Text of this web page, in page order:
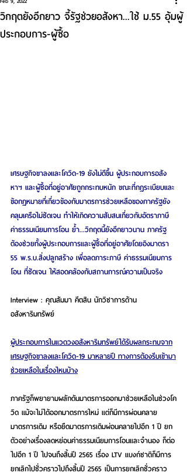
วิกฤตยังอีกยาว จี้รัฐช่วยอสังหา...ใช้ ม.55 อุ้มผู้
ประกอบการ-ผู้ซื้อ
เศรษฐกิจขาลงและโควิด-19 ยังไม่ดีขึ้น ผู้ประกอบการอสัง
หาฯ และผู้ซื้อที่อยู่อาศัยถูกกระทบหนัก ขณะที่กฎระเบียบและ
ข้อกฎหมายที่เกี่ยวข้องกับมาตรการช่วยเหลือของภาครัฐยัง
คลุมเครือไม่ชัดเจน ทำให้เกิดความสับสนเกี่ยวกับอัตราภาษี
ค่าธรรมเนียมการโอน ย้ำ...วิกฤตนี้ยังอีกยาวนาน ภาครัฐ
ต้องช่วยทั้งผู้ประกอบการและผู้ซื้อที่อยู่อาศัยโดยอิงมาตรา
55 พ.ร.บ.สิ่งปลูกสร้าง เพื่อลดภาระภาษี ค่าธรรมเนียมการ
โอน ที่ชัดเจน ให้สอดคล้องกับสถานการณ์ความเป็นจริง
Interview : คุณสัมมา คีตสิน นักวิชาการด้าน
อสังหาริมทรัพย์
ผู้ประกอบการในแวดวงอสังหาริมทรัพย์ได้รับผลกระทบจาก
เศรษฐกิจขาลงและโควิด-19 มาหลายปี ทางการต้องรีบเข้ามา
ช่วยเหลือในเรื่องไหนบ้าง
ภาครัฐก็พยายามผลักดันมาตรการออกมาช่วยเหลือในช่วงโค
วิด แม้จะไม่ได้ออกมาตรการใหม่ แต่ก็มีการผ่อนคลาย
มาตรการเดิม หรือยืดมาตรการเดิมผ่อนคลายไปอีก 1 ปี ยก
ตัวอย่างเรื่องลดหย่อนค่าธรรมเนียมการโอนและจำนอง ก็ต่อ
ไปอีก 1 ปี ไปจนถึงสิ้นปี 2565 เรื่อง LTV แบงก์ชาติก็มีการ
ยกเลิกไปชั่วคราวไปถึงสิ้นปี 2565 เป็นการยกเลิกชั่วคราว